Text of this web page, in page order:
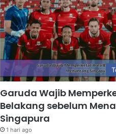
Garuda Wajib
Belakang sebelum
Singapura
1 hari ago